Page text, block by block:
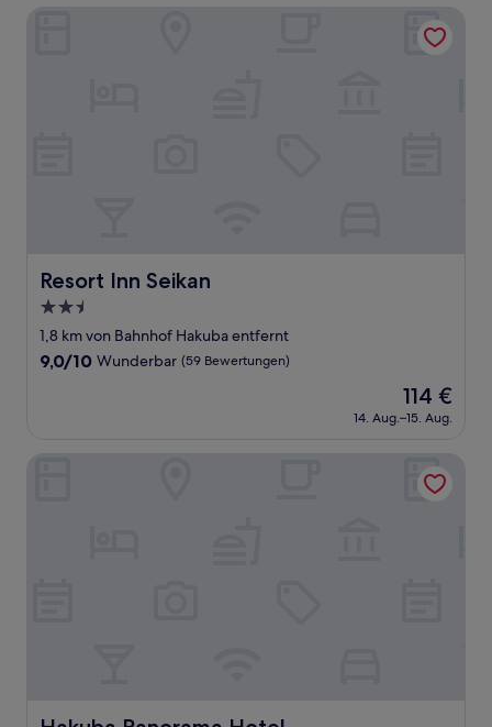
Bewertungen)
Resort Inn Seikan
Resort Inn Seikan
2.5-
Sterne-
Unterkunft
1,8 km von Bahnhof Hakuba entfernt
9.0
Bewertungen)
9,0/10 Wunderbar (59 Bewertungen)
Der
Preis
beträgt
114 €
14. Aug.–15. Aug.